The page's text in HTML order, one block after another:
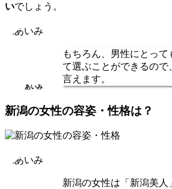
いでしょう。
あいみ
もちろん、男性にとっ
て選ぶことができるので
言えます。
新潟の女性の容姿・性格は？
新潟の女性は「新潟美人